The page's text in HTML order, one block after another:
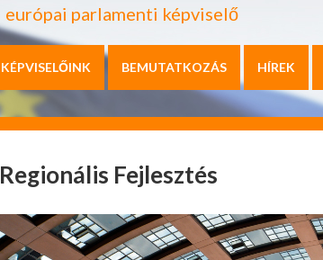
európai parlamenti képviselő
KÉPVISELŐINK BEMUTATKOZÁS HÍREK
Regionális Fejlesztés